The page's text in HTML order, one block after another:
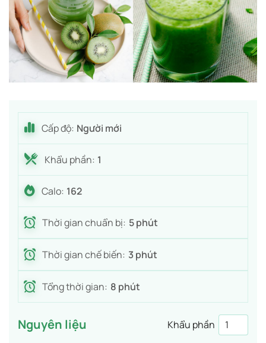
Cấp độ: Người mới
Khẩu phần: 1
Calo: 162
Thời gian chuẩn bị: 5 phút
Thời gian chế biến: 3 phút
Tổng thời gian: 8 phút
Nguyên liệu Khẩu phần